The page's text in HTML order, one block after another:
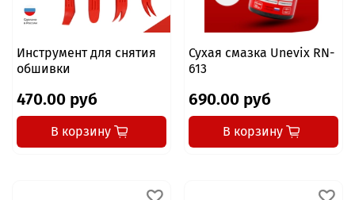
Инструмент для снятия
обшивки
470.00 руб
В корзину
Сухая смазка Unevix RN-
613
690.00 руб
В корзину